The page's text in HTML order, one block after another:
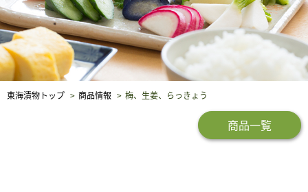
東海漬物トップ 商品情報 梅、生姜、らっきょう
商品一覧